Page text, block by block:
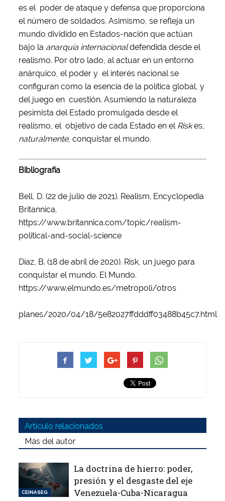
es el poder de ataque y defensa que proporciona
el número de soldados. Asimismo, se refleja un
mundo dividido en Estados-nación que actúan
bajo la anarquía internacionaldefendida desde el
realismo. Por otro lado, al actuar en un entorno
anárquico, el poder y el interés nacional se
configuran como la esencia de la política global, y
del juego en cuestión. Asumiendo la naturaleza
pesimista del Estado promulgada desde el
realismo, el objetivo de cada Estado en el Riskes,
naturalmente, conquistar el mundo.
Bibliografía
Bell, D. (22 de julio de 2021). Realism. Encyclopedia
Britannica.
https://www.britannica.com/topic/realism-
political-and-social-science
Díaz, B. (18 de abril de 2020). Risk, un juego para
conquistar el mundo. El Mundo.
https://www.elmundo.es/metropoli/otros
planes/2020/04/18/5e82027ffdddff03488b45c7.html
Artículo relacionados
Más del autor
CEINASEG
La doctrina de hierro: poder,
presión y el desgaste del eje
Venezuela-Cuba-Nicaragua